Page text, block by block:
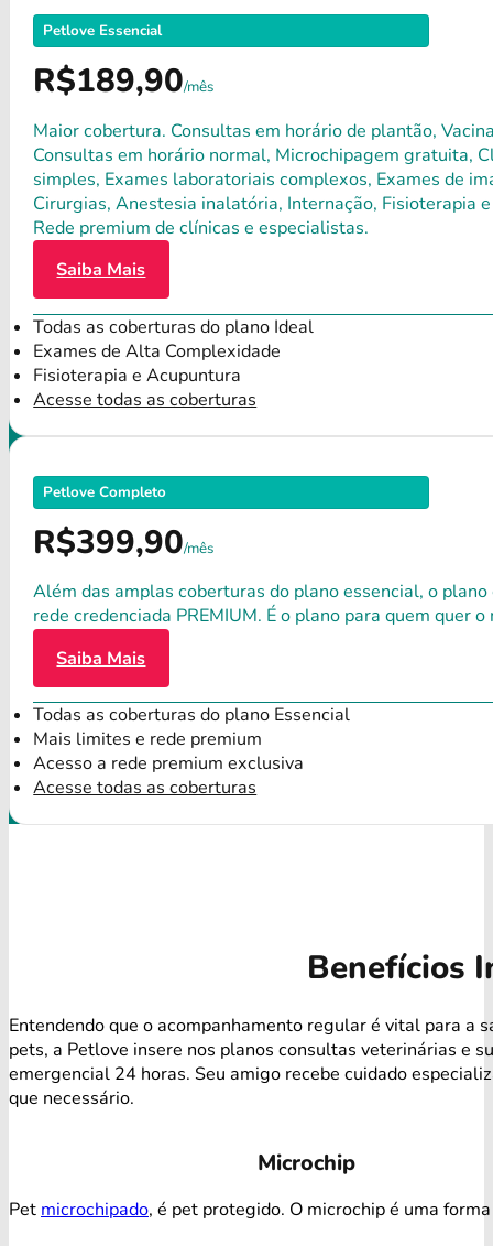
Petlove Essencial
R$189,90/mês
Maior cobertura. Consultas em horário de plantão,
Consultas em horário normal, Microchipagem gratuita,
simples, Exames laboratoriais complexos, Exames de
Cirurgias, Anestesia inalatória, Internação, Fisioterapia
Rede premium de clínicas e especialistas.
Saiba Mais
Todas as coberturas do plano Ideal
Exames de Alta Complexidade
Fisioterapia e Acupuntura
Acesse todas as coberturas
Petlove Completo
R$399,90/mês
Além das amplas coberturas do plano essencial, o
rede credenciada PREMIUM. É o plano para quem quer
Saiba Mais
Todas as coberturas do plano Essencial
Mais limites e rede premium
Acesso a rede premium exclusiva
Acesse todas as coberturas
Benefícios
Entendendo que o acompanhamento regular é vital para a
pets, a Petlove insere nos planos consultas veterinárias e
emergencial 24 horas. Seu amigo recebe cuidado
que necessário.
Microchip
Pet microchipado, é pet protegido. O microchip é uma